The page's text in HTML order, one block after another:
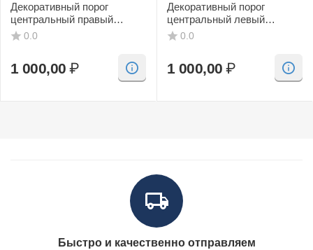
Декоративный порог
центральный правый
(черный, CV) SAAB 9-3
0.0
1 000,00 ₽
Декоративный порог
центральный левый
(черный, CV) SAAB 9-3
0.0
1 000,00 ₽
Быстро и качественно отправляем